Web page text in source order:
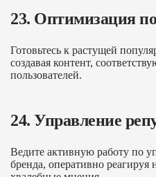
23. Оптимизация
Готовьтесь к растущей
создавая контент,
пользователей.
24. Управление
Ведите активную работу по
бренда, оперативно